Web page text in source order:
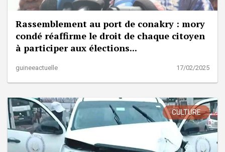
Rassemblement au port de conakry : mory
condé réaffirme le droit de chaque citoyen
à participer aux élections...
guineeactuelle 17/02/2025
CULTURE